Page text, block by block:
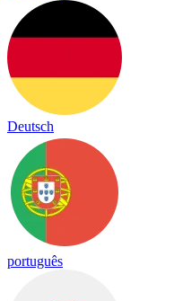
Deutsch
português